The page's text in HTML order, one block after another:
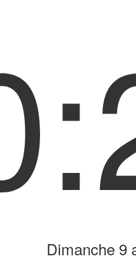
Dimanche 9